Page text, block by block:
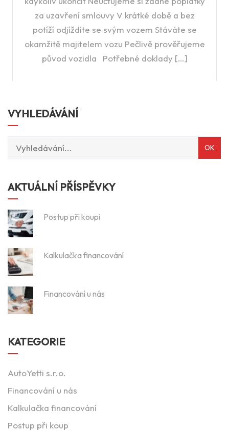
za uzavření smlouvy V krátké době a bez
potíží odjíždíte se svým vozem Stáváte se
okamžitě majitelem vozu Pečlivě prověřujeme
původ vozidla Potřebné doklady […]
VYHLEDÁVÁNÍ
AKTUÁLNÍ PŘÍSPĚVKY
Postup při koupi
Kalkulačka financování
Financování u nás
KATEGORIE
AutoYetti s.r.o.
Financování u nás
Kalkulačka financování
Postup při koup